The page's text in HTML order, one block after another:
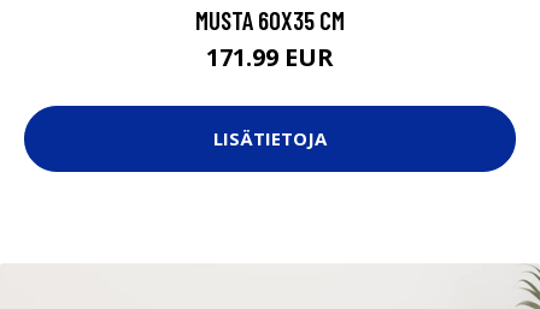
MUSTA 60X35 CM
171.99 EUR
LISÄTIETOJA